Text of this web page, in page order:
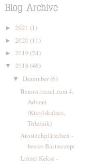
► 2021 (1)
► 2020 (11)
► 2019 (24)
▼ 2018 (46)
▼ Dezember(6)
Baumstriezel zum 4.
Advent
(Kürtöskalacs,
Trdelnik)
Ausstechplätzchen -
bestes Basisrezept
Linzer Kekse -